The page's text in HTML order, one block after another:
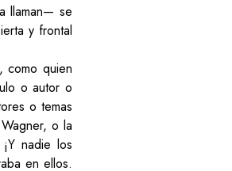
llaman— se
y frontal
como quien
o autor o
o temas
o la
nadie los
en ellos.